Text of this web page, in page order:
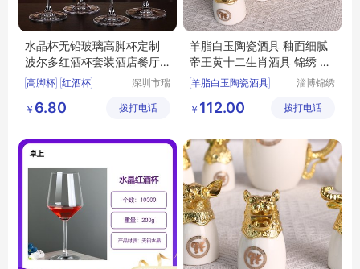
水晶杯无铅玻璃高脚杯定制
波尔多红酒杯套装酒店餐厅
葡萄酒杯
高脚杯 红酒杯
深圳市瑞
品有限公
￥ 6.80 拨打电话
羊脂白玉陶瓷酒具 釉面细腻
帝王黄十二生肖酒具 锦绣 温
酒器
羊脂白玉陶瓷酒具
陶瓷酒具套装
简约陶瓷酒具
淄博锦绣
公司
￥ 112.00 拨打电话